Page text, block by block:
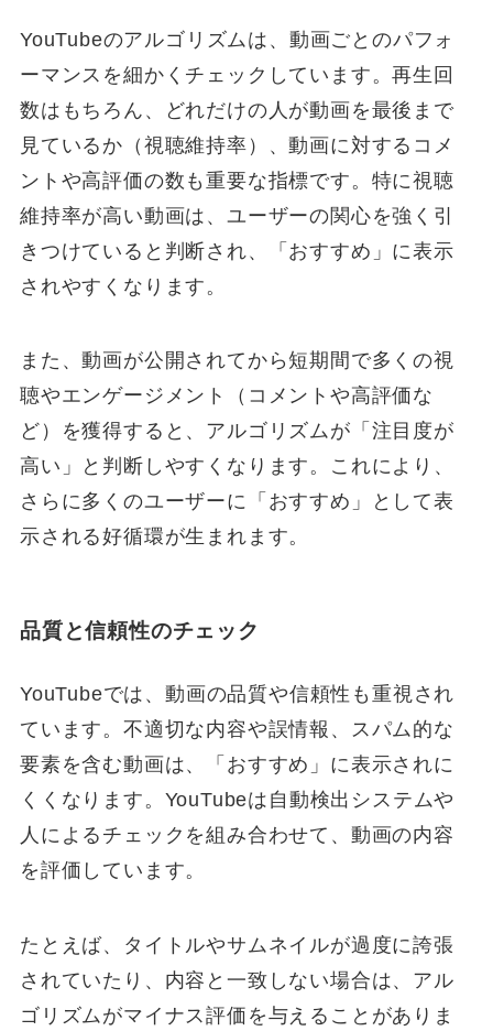
YouTubeのアルゴリズムは、動画ごとのパフォ
ーマンスを細かくチェックしています。再生回
数はもちろん、どれだけの人が動画を最後まで
見ているか（視聴維持率）、動画に対するコメ
ントや高評価の数も重要な指標です。特に視聴
維持率が高い動画は、ユーザーの関心を強く引
きつけていると判断され、「おすすめ」に表示
されやすくなります。
また、動画が公開されてから短期間で多くの視
聴やエンゲージメント（コメントや高評価な
ど）を獲得すると、アルゴリズムが「注目度が
高い」と判断しやすくなります。これにより、
さらに多くのユーザーに「おすすめ」として表
示される好循環が生まれます。
品質と信頼性のチェック
YouTubeでは、動画の品質や信頼性も重視され
ています。不適切な内容や誤情報、スパム的な
要素を含む動画は、「おすすめ」に表示されに
くくなります。YouTubeは自動検出システムや
人によるチェックを組み合わせて、動画の内容
を評価しています。
たとえば、タイトルやサムネイルが過度に誇張
されていたり、内容と一致しない場合は、アル
ゴリズムがマイナス評価を与えることがありま